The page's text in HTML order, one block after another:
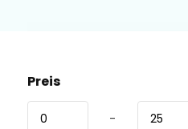
Preis
-